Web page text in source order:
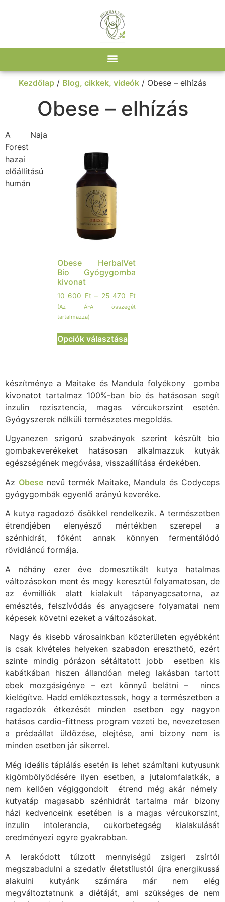
Kezdőlap / Blog, cikkek, videók / Obese – elhízás
Obese – elhízás
Obese HerbalVet
Bio Gyógygomba
kivonat
10 600 Ft – 25 470 Ft
(Az ÁFA összegét
tartalmazza)
Opciók választása
A Naja
Forest
hazai
előállítású
humán
készítménye a Maitake és Mandula folyékony gomba
kivonatot tartalmaz 100%-ban bio és hatásosan segít
inzulin rezisztencia, magas vércukorszint esetén.
Gyógyszerek nélküli természetes megoldás.
Ugyanezen szigorú szabványok szerint készült bio
gombakeverékeket hatásosan alkalmazzuk kutyák
egészségének megóvása, visszaállítása érdekében.
Az Obesenevű termék Maitake, Mandula és Codyceps
gyógygombák egyenlő arányú keveréke.
A kutya ragadozó ősökkel rendelkezik. A természetben
étrendjében elenyésző mértékben szerepel a
szénhidrát, főként annak könnyen fermentálódó
rövidláncú formája.
A néhány ezer éve domesztikált kutya hatalmas
változásokon ment és megy keresztül folyamatosan, de
az évmilliók alatt kialakult tápanyagcsatorna, az
emésztés, felszívódás és anyagcsere folyamatai nem
képesek követni ezeket a változásokat.
Nagy és kisebb városainkban közterületen egyébként
is csak kivételes helyeken szabadon ereszthető, ezért
szinte mindig pórázon sétáltatott jobb esetben kis
kabátkában hiszen állandóan meleg lakásban tartott
ebek mozgásigénye – ezt könnyű belátni – nincs
kielégítve. Hadd emlékeztessek, hogy a természetben a
ragadozók étkezését minden esetben egy nagyon
hatásos cardio-fittness program vezeti be, nevezetesen
a prédaállat üldözése, elejtése, ami bizony nem is
minden esetben jár sikerrel.
Még ideális táplálás esetén is lehet számítani kutyusunk
kigömbölyödésére ilyen esetben, a jutalomfalatkák, a
nem kellően végiggondolt étrend még akár némely
kutyatáp magasabb szénhidrát tartalma már bizony
házi kedvenceink esetében is a magas vércukorszint,
inzulin intolerancia, cukorbetegség kialakulását
eredményezi egyre gyakrabban.
A lerakódott túlzott mennyiségű zsigeri zsírtól
megszabadulni a szedatív életstílustól újra energikussá
alakulni kutyánk számára már nem elég
megváltoztatnunk a diétáját, ami szükséges de nem